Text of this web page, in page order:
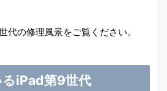
代の修理風景をご覧ください。
iPad第9世代